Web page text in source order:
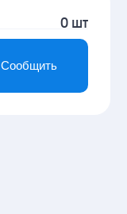
0 шт
Сообщить